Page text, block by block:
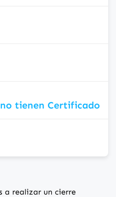
tienen Certificado
a realizar un cierre